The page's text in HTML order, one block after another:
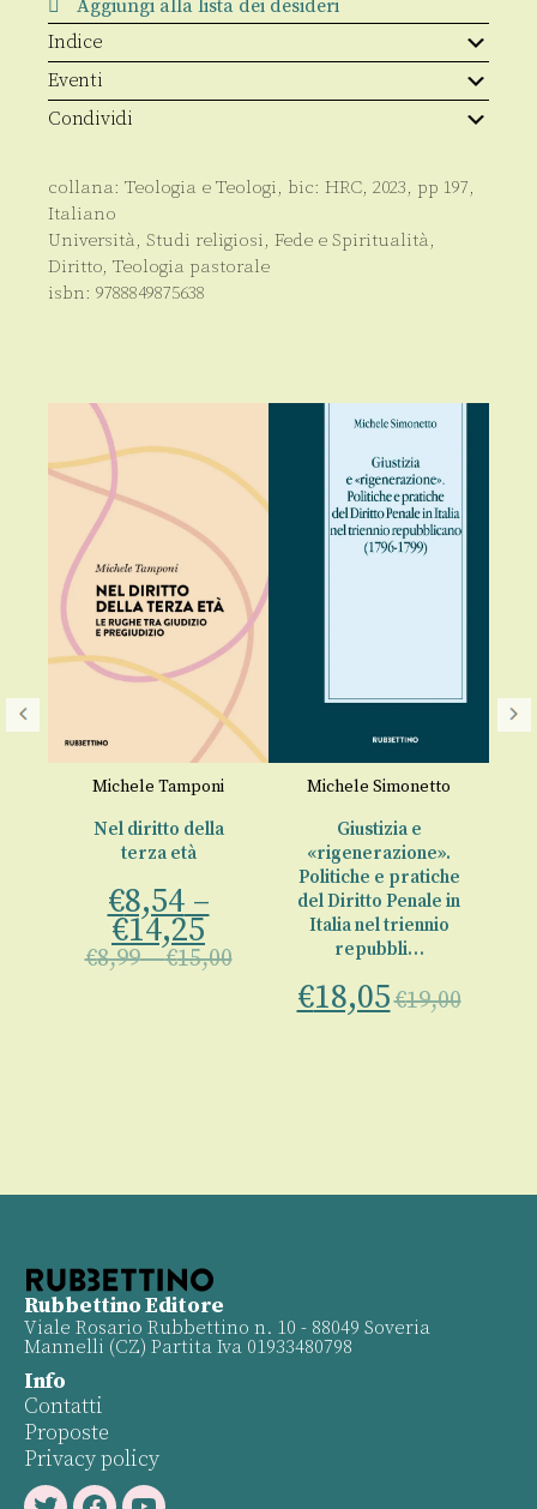
Aggiungi alla lista dei desideri
Indice
Eventi
Condividi
collana: Teologia e Teologi, bic: HRC, 2023, pp 197,
Italiano
Università, Studi religiosi, Fede e Spiritualità,
Diritto, Teologia pastorale
isbn: 9788849875638
Michele Tamponi
Nel diritto della
terza età
€8,54–
€14,25
€8,99–€15,00
Michele Simonetto
Giustizia e
«rigenerazione».
Politiche e pratiche
del Diritto Penale in
Italia nel triennio
repubbli…
€18,05€19,00
Rubbettino Editore
Viale Rosario Rubbettino n. 10 - 88049 Soveria
Mannelli (CZ) Partita Iva 01933480798
Info
Contatti
Proposte
Privacy policy